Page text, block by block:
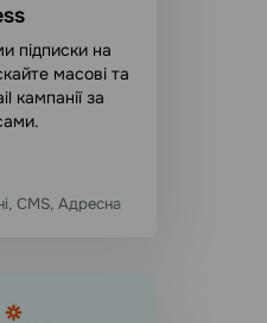
підписки на
масові та
кампанії за
CMS, Адресна книга